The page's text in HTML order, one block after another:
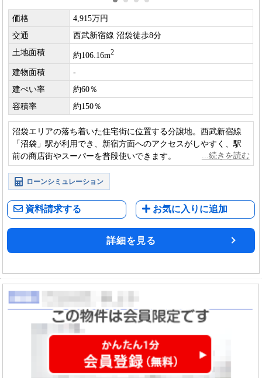
価格
4,915万円
交通
西武新宿線 沼袋徒歩8分
土地面積
約106.16m2
建物面積
-
建ぺい率
約60％
容積率
約150％
沼袋エリアの落ち着いた住宅街に位置する分譲地。西武新宿線
「沼袋」駅が利用でき、新宿方面へのアクセスがしやすく、駅
前の商店街やスーパーを普段使いできます。
ローンシミュレーション
資料請求する お気に入りに追加
詳細を見る